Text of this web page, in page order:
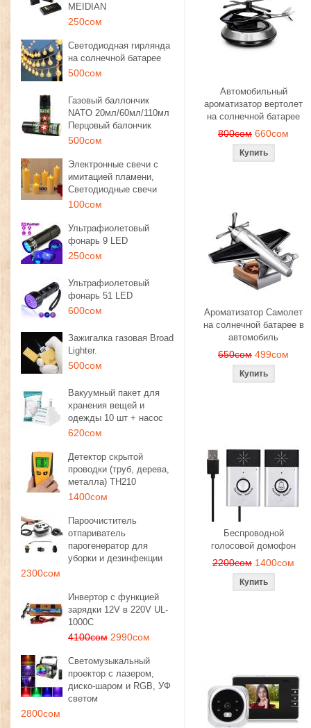
MEIDIAN
250сом
Светодиодная гирлянда
на солнечной батарее
500сом
Газовый баллончик
NATO 20мл/60мл/110мл
Перцовый балончик
500сом
Электронные свечи с
имитацией пламени,
Светодиодные свечи
100сом
Ультрафиолетовый
фонарь 9 LED
250сом
Ультрафиолетовый
фонарь 51 LED
600сом
Зажигалка газовая Broad
Lighter.
500сом
Вакуумный пакет для
хранения вещей и
одежды 10 шт + насос
620сом
Детектор скрытой
проводки (труб, дерева,
металла) TH210
1400сом
Пароочиститель
отпариватель
парогенератор для
уборки и дезинфекции
2300сом
Инвертор с функцией
зарядки 12V в 220V UL-
1000C
4100сом 2990сом
Светомузыкальный
проектор с лазером,
диско-шаром и RGB, УФ
светом
2800сом
Автомобильный
ароматизатор вертолет
на солнечной батарее
800сом 660сом
Ароматизатор Самолет
на солнечной батарее в
автомобиль
650сом 499сом
Беспроводной
голосовой домофон
2200сом 1400сом